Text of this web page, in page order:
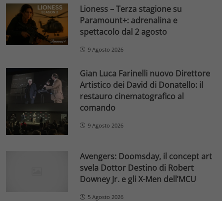
Lioness – Terza stagione su
Paramount+: adrenalina e
spettacolo dal 2 agosto
9 Agosto 2026
Gian Luca Farinelli nuovo Direttore
Artistico dei David di Donatello: il
restauro cinematografico al
comando
9 Agosto 2026
Avengers: Doomsday, il concept art
svela Dottor Destino di Robert
Downey Jr. e gli X-Men dell’MCU
5 Agosto 2026